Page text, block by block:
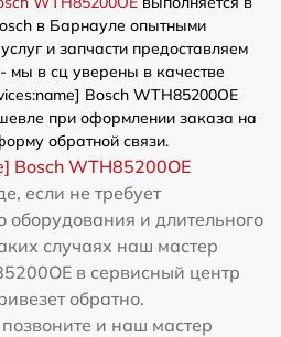
в Барнауле опытными
и запчасти предоставляем
в сц уверены в качестве
Bosch WTH85200OE
при оформлении заказа на
обратной связи.
Bosch WTH85200OE
если не требует
оборудования и длительного
случаях наш мастер
в сервисный центр
обратно.
и наш мастер